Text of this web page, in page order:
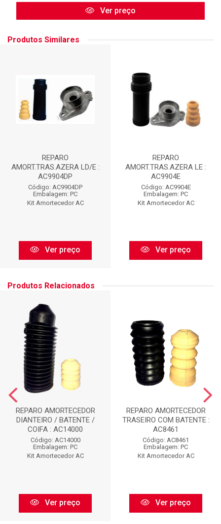
Ver preço
Produtos Similares
REPARO
AMORT.TRAS.AZERA LD/E :
AC9904DP
Código: AC9904DP
Embalagem: PC
Kit Amortecedor AC
Ver preço
REPARO
AMORT.TRAS.AZERA LE :
AC9904E
Código: AC9904E
Embalagem: PC
Kit Amortecedor AC
Ver preço
Produtos Relacionados
REPARO AMORTECEDOR
DIANTEIRO / BATENTE /
COIFA : AC14000
Código: AC14000
Embalagem: PC
Kit Amortecedor AC
Ver preço
REPARO AMORTECEDOR
TRASEIRO COM BATENTE :
AC8461
Código: AC8461
Embalagem: PC
Kit Amortecedor AC
Ver preço